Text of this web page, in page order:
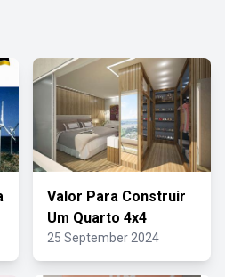
Valor Para Construir
Um Quarto 4x4
25 September 2024